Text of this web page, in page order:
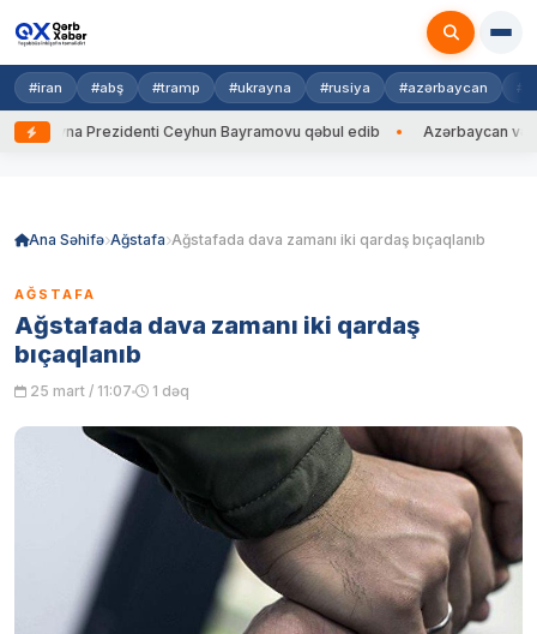
#iran #abş #tramp #ukrayna #rusiya #azərbaycan
Prezidenti Ceyhun Bayramovu qəbul edib Azərbaycan və
Ana Səhifə Ağstafa Ağstafada dava zamanı iki qardaş bıçaqlanıb
AĞSTAFA
Ağstafada dava zamanı iki qardaş
bıçaqlanıb
25 mart / 11:07 1 dəq